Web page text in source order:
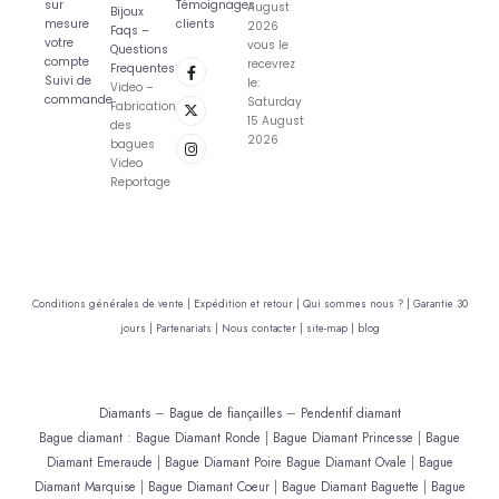
sur
mesure
votre
compte
Suivi de
commande
Bijoux
Faqs –
Questions
Frequentes
Video –
Fabrication
des
bagues
Video
Reportage
Témoignages
clients
August
2026
vous le
recevrez
le:
Saturday
15 August
2026
Conditions générales de vente | Expédition et retour | Qui sommes nous ? | Garantie 30
jours | Partenariats | Nous contacter | site-map | blog
Diamants– Bague de fiançailles– Pendentif diamant
Bague diamant : Bague Diamant Ronde | Bague Diamant Princesse | Bague
Diamant Emeraude | Bague Diamant Poire Bague Diamant Ovale | Bague
Diamant Marquise | Bague Diamant Coeur| Bague Diamant Baguette | Bague